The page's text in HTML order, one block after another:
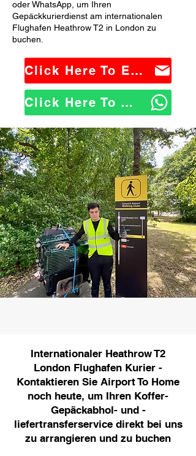
oder WhatsApp, um Ihren
Gepäckkurierdienst am internationalen
Flughafen Heathrow T2 in London zu
buchen.
Click Here To Email Us
Click Here To WhatsApp Us
Internationaler Heathrow T2
London Flughafen Kurier -
Kontaktieren Sie Airport To Home
noch heute, um Ihren Koffer-
Gepäckabhol- und -
liefertransferservice direkt bei uns
zu arrangieren und zu buchen